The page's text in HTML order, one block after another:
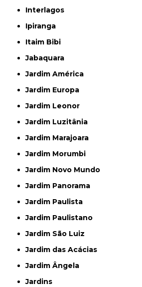
Interlagos
Ipiranga
Itaim Bibi
Jabaquara
Jardim América
Jardim Europa
Jardim Leonor
Jardim Luzitânia
Jardim Marajoara
Jardim Morumbi
Jardim Novo Mundo
Jardim Panorama
Jardim Paulista
Jardim Paulistano
Jardim São Luiz
Jardim das Acácias
Jardim Ângela
Jardins